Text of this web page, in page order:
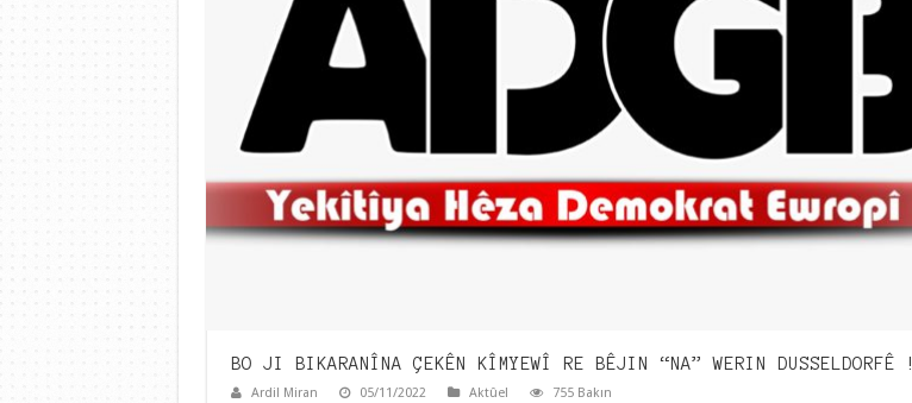
BO JI BIKARANÎNA ÇEKÊN KÎMYEWÎ RE BÊJIN “NA” WERIN DUSSELDORFÊ !
Ardil Miran 05/11/2022 Aktûel 755 Bakın